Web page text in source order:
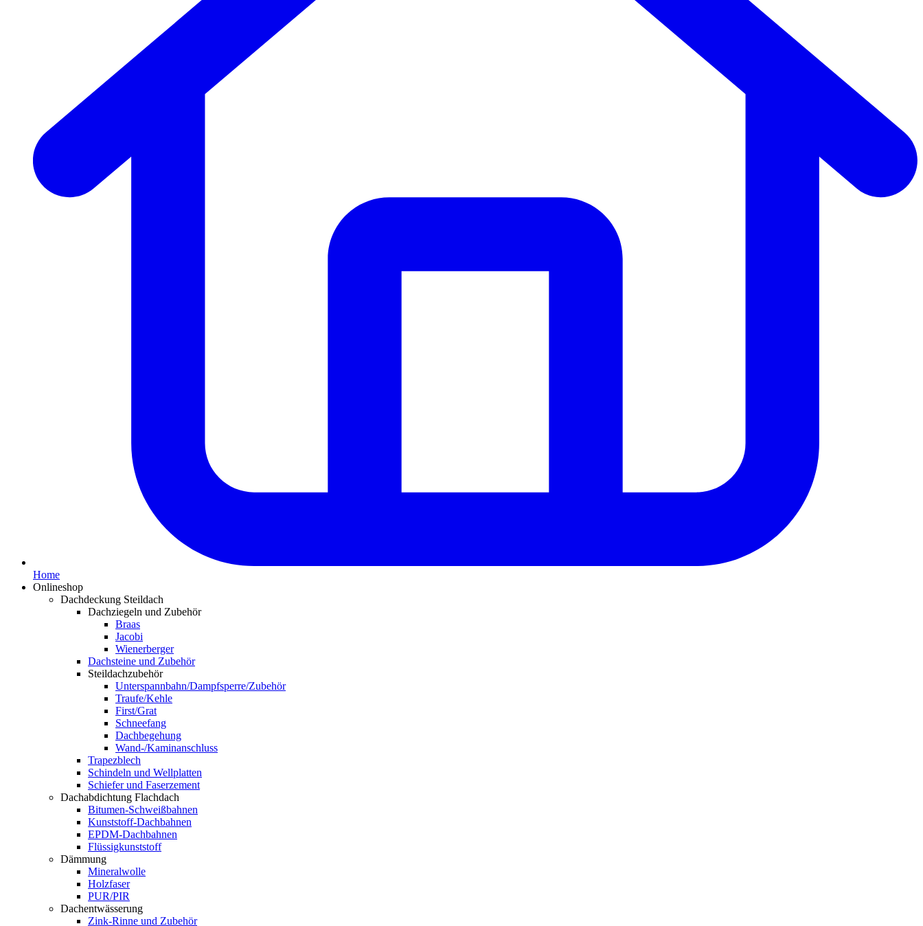
Home
Onlineshop
Dachdeckung Steildach
Dachziegeln und Zubehör
Braas
Jacobi
Wienerberger
Dachsteine und Zubehör
Steildachzubehör
Unterspannbahn/Dampfsperre/Zubehör
Traufe/Kehle
First/Grat
Schneefang
Dachbegehung
Wand-/Kaminanschluss
Trapezblech
Schindeln und Wellplatten
Schiefer und Faserzement
Dachabdichtung Flachdach
Bitumen-Schweißbahnen
Kunststoff-Dachbahnen
EPDM-Dachbahnen
Flüssigkunststoff
Dämmung
Mineralwolle
Holzfaser
PUR/PIR
Dachentwässerung
Zink-Rinne und Zubehör